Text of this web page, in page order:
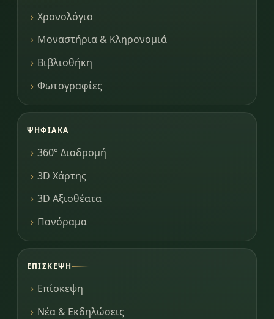
Χρονολόγιο
Μοναστήρια & Κληρονομιά
Βιβλιοθήκη
Φωτογραφίες
ΨΗΦΙΑΚΆ
360° Διαδρομή
3D Χάρτης
3D Αξιοθέατα
Πανόραμα
ΕΠΊΣΚΕΨΗ
Επίσκεψη
Νέα & Εκδηλώσεις